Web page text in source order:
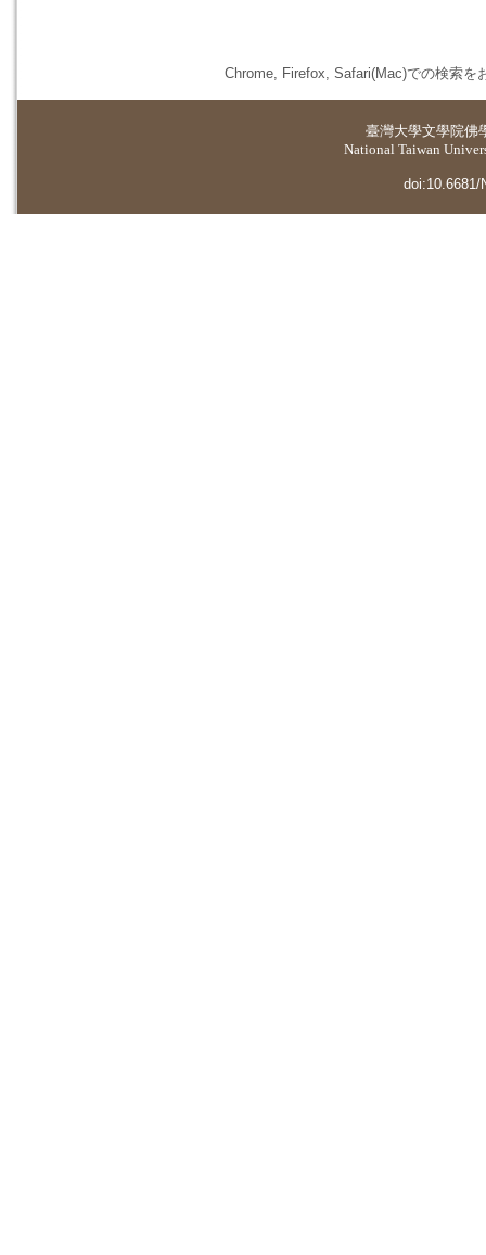
Chrome, Firefox, Safari(Mac)での検索を
臺灣大學文學院佛
National Taiwan
doi:10.6681/